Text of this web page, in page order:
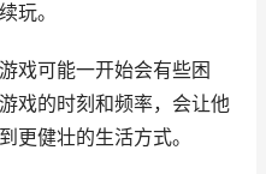
玩。
戏可能一开始会有些困
戏的时刻和频率，会让他
更健壮的生活方式。